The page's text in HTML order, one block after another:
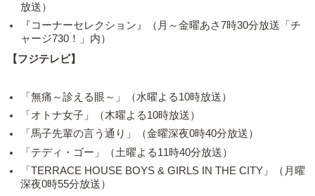
放送）
『コーナーセレクション』（月～金曜あさ7時30分放送「チ
ャージ730！」内）
【フジテレビ】
「無痛～診える眼～」（水曜よる10時放送）
「オトナ女子」（木曜よる10時放送）
「馬子先輩の言う通り」（金曜深夜0時40分放送）
「テディ・ゴー」（土曜よる11時40分放送）
「TERRACE HOUSE BOYS & GIRLS IN THE CITY」（月曜
深夜0時55分放送）